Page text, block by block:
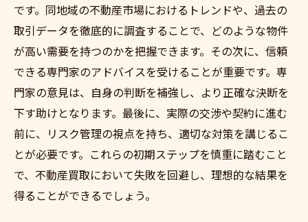
鴨宮不動産市場の最新トレンドを追う
最新データが示す鴨宮の不動産価値
不動産買取に影響を与える経済要因
鴨宮市場の変動が売却に及ぼす影響
市場データを活用した効果的な売却戦略
鴨宮での売却成功例に見る最新の市場動向
です。同地域の不動産市場におけるトレンドや、過去の
取引データを徹底的に調査することで、どのような物件
が高い需要を持つのかを把握できます。その次に、信頼
できる専門家のアドバイスを受けることが重要です。専
門家の意見は、自身の判断を補強し、より正確な決断を
下す助けとなります。最後に、実際の交渉や契約に進む
前に、リスク管理の視点を持ち、適切な対策を講じるこ
とが必要です。これらの初期ステップを慎重に踏むこと
で、不動産買取において失敗を回避し、理想的な結果を
得ることができるでしょう。